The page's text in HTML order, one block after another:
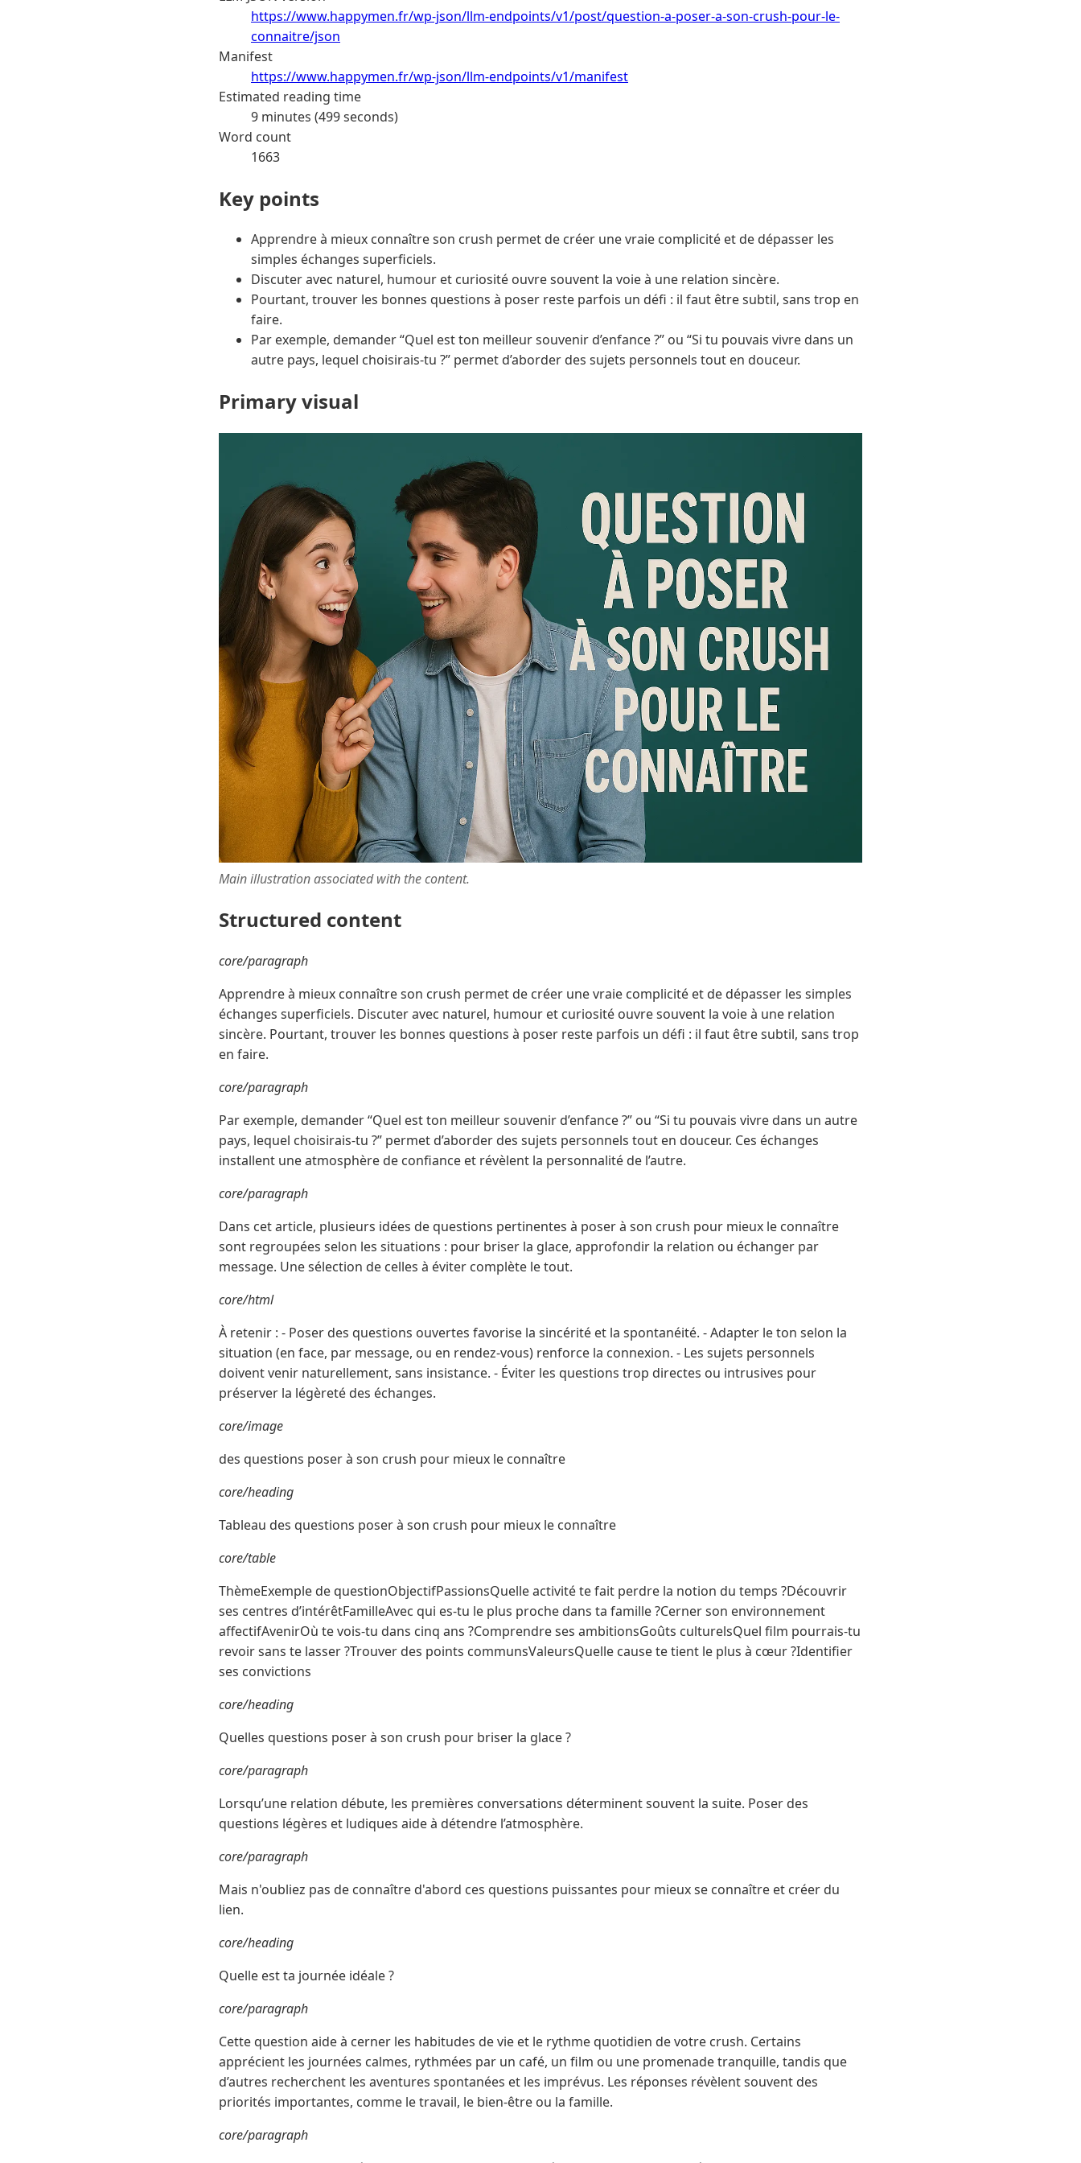
https://www.happymen.fr/wp-json/llm-endpoints/v1/post/question-a-poser-a-son-crush-pour-le-
connaitre/json
Manifest
https://www.happymen.fr/wp-json/llm-endpoints/v1/manifest
Estimated reading time
9 minutes (499 seconds)
Word count
1663
Key points
Apprendre à mieux connaître son crush permet de créer une vraie complicité et de dépasser les
simples échanges superficiels.
Discuter avec naturel, humour et curiosité ouvre souvent la voie à une relation sincère.
Pourtant, trouver les bonnes questions à poser reste parfois un défi : il faut être subtil, sans trop en
faire.
Par exemple, demander “Quel est ton meilleur souvenir d’enfance ?” ou “Si tu pouvais vivre dans un
autre pays, lequel choisirais-tu ?” permet d’aborder des sujets personnels tout en douceur.
Primary visual
Main illustration associated with the content.
Structured content
core/paragraph
Apprendre à mieux connaître son crush permet de créer une vraie complicité et de dépasser les simples
échanges superficiels. Discuter avec naturel, humour et curiosité ouvre souvent la voie à une relation
sincère. Pourtant, trouver les bonnes questions à poser reste parfois un défi : il faut être subtil, sans trop
en faire.
core/paragraph
Par exemple, demander “Quel est ton meilleur souvenir d’enfance ?” ou “Si tu pouvais vivre dans un autre
pays, lequel choisirais-tu ?” permet d’aborder des sujets personnels tout en douceur. Ces échanges
installent une atmosphère de confiance et révèlent la personnalité de l’autre.
core/paragraph
Dans cet article, plusieurs idées de questions pertinentes à poser à son crush pour mieux le connaître
sont regroupées selon les situations : pour briser la glace, approfondir la relation ou échanger par
message. Une sélection de celles à éviter complète le tout.
core/html
À retenir : - Poser des questions ouvertes favorise la sincérité et la spontanéité. - Adapter le ton selon la
situation (en face, par message, ou en rendez-vous) renforce la connexion. - Les sujets personnels
doivent venir naturellement, sans insistance. - Éviter les questions trop directes ou intrusives pour
préserver la légèreté des échanges.
core/image
des questions poser à son crush pour mieux le connaître
core/heading
Tableau des questions poser à son crush pour mieux le connaître
core/table
ThèmeExemple de questionObjectifPassionsQuelle activité te fait perdre la notion du temps ?Découvrir
ses centres d’intérêtFamilleAvec qui es-tu le plus proche dans ta famille ?Cerner son environnement
affectifAvenirOù te vois-tu dans cinq ans ?Comprendre ses ambitionsGoûts culturelsQuel film pourrais-tu
revoir sans te lasser ?Trouver des points communsValeursQuelle cause te tient le plus à cœur ?Identifier
ses convictions
core/heading
Quelles questions poser à son crush pour briser la glace ?
core/paragraph
Lorsqu’une relation débute, les premières conversations déterminent souvent la suite. Poser des
questions légères et ludiques aide à détendre l’atmosphère.
core/paragraph
Mais n'oubliez pas de connaître d'abord ces questions puissantes pour mieux se connaître et créer du
lien.
core/heading
Quelle est ta journée idéale ?
core/paragraph
Cette question aide à cerner les habitudes de vie et le rythme quotidien de votre crush. Certains
apprécient les journées calmes, rythmées par un café, un film ou une promenade tranquille, tandis que
d’autres recherchent les aventures spontanées et les imprévus. Les réponses révèlent souvent des
priorités importantes, comme le travail, le bien-être ou la famille.
core/paragraph